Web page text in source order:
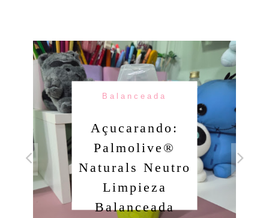
Balanceada
Açucarando:
Palmolive®
Naturals Neutro
Limpieza
Balanceada